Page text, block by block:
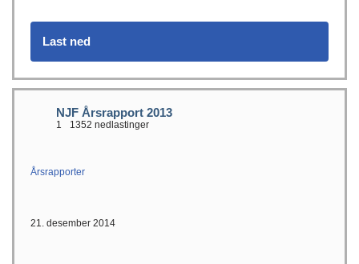
Last ned
NJF Årsrapport 2013
1 1352 nedlastinger
Årsrapporter
21. desember 2014